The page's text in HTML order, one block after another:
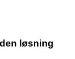
løsning